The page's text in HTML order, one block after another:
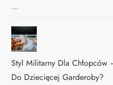
…
Styl Militarny Dla Chłopców
Do Dziecięcej Garderoby?